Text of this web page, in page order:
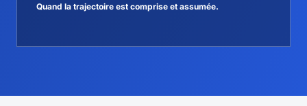
Quand la trajectoire est comprise et assumée.